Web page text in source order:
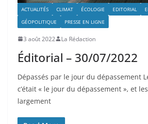
ACTUALITÉS CLIMAT ÉCOLOGIE EDITORIAL
GÉOPOLITIQUE
PRESSE EN LIGNE
3 août 2022 La Rédaction
Éditorial – 30/07/2022
Dépassés par le jour du dépassement
c’était « le jour du dépassement », et
largement